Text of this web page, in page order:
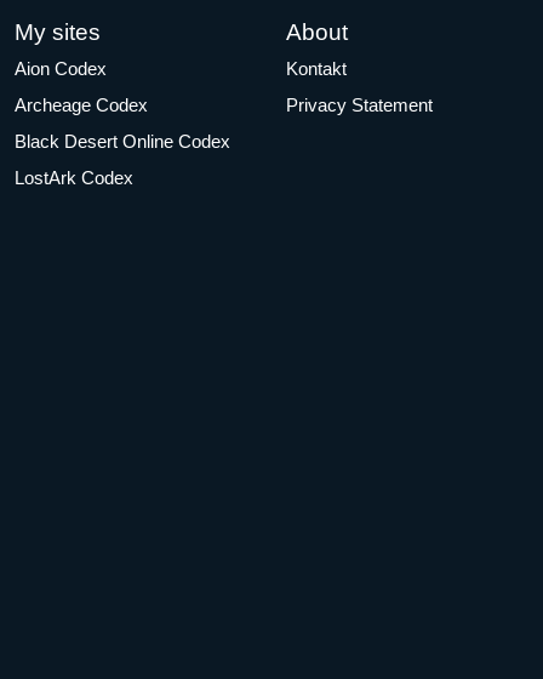
My sites
Aion Codex
Archeage Codex
Black Desert Online Codex
LostArk Codex
About
Kontakt
Privacy Statement